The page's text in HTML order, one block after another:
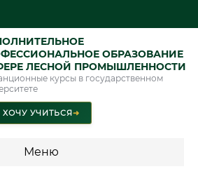
ОБРАЗОВАНИЕ
ЛЕСНОЙ ПРОМЫШЛЕННОСТИ
курсы в государственном
ХОЧУ УЧИТЬСЯ➜
Меню